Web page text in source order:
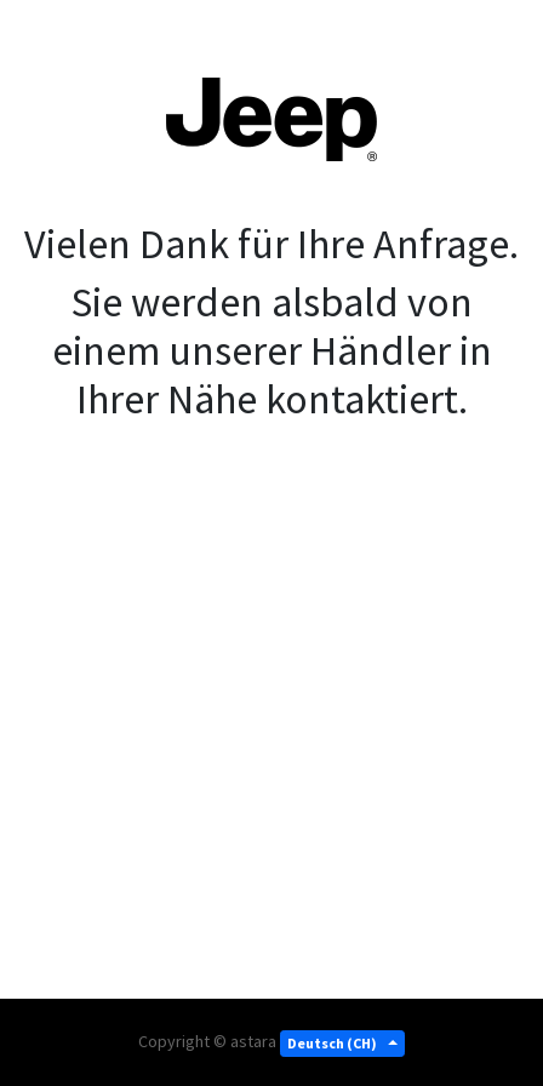
Vielen Dank für Ihre Anfrage.
Sie werden alsbald von
einem unserer Händler in
Ihrer Nähe kontaktiert.
Copyright © astara Deutsch (CH)